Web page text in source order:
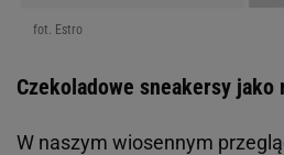
fot. Estro
Czekoladowe sneakersy jako
W naszym wiosennym